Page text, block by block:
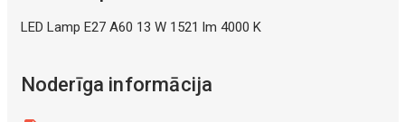
LED Lamp E27 A60 13 W 1521 lm 4000 K
Noderīga informācija